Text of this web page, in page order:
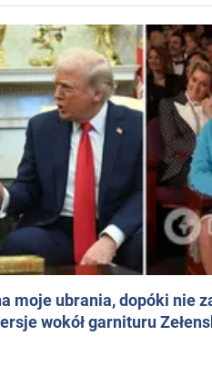
moje ubrania, dopóki nie
wokół garnituru